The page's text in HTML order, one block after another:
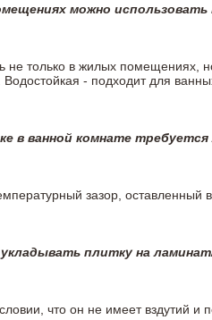
можно
не только в жилых помещениях,
Водостойкая - подходит для
в ванной комнате
зазор,
плитку на
что он не имеет вздутий